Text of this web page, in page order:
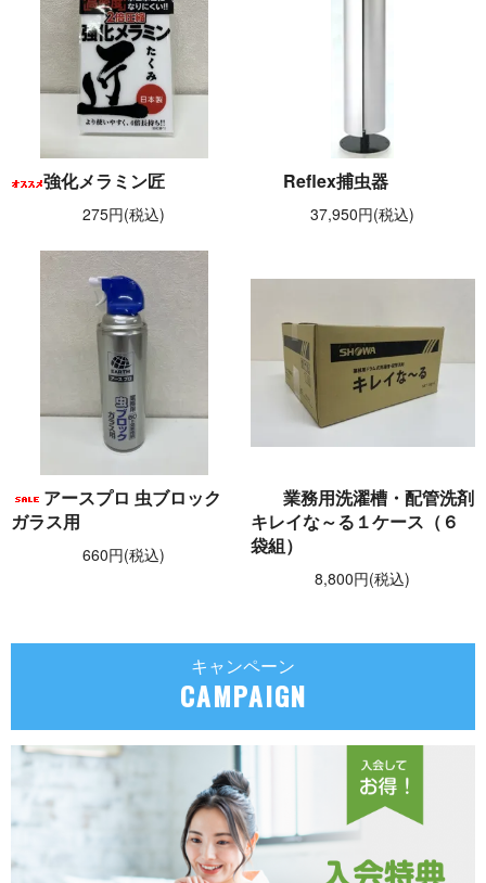
強化メラミン匠
275円(税込)
Reflex捕虫器
37,950円(税込)
アースプロ 虫ブロック
ガラス用
660円(税込)
業務用洗濯槽・配管洗剤
キレイな～る１ケース（６
袋組）
8,800円(税込)
キャンペーン
CAMPAIGN